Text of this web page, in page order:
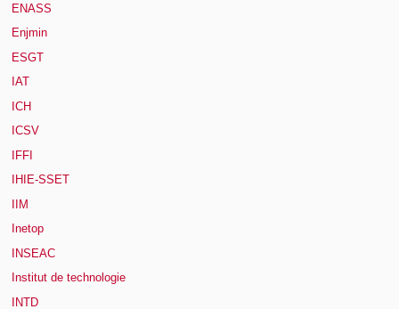
ENASS
Enjmin
ESGT
IAT
ICH
ICSV
IFFI
IHIE-SSET
IIM
Inetop
INSEAC
Institut de technologie
INTD